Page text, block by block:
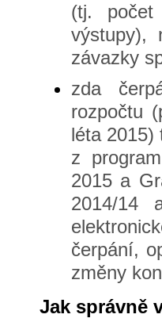
(tj. počet
výstupy),
závazky
zda
rozpočtu
léta 2015)
z
2015 a
2014/14
čerpání,
změny
Jak správně